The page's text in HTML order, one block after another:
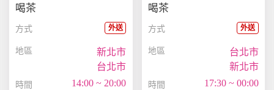
喝茶
方式 外送
地區
新北市
台北市
時間 14:00 ~ 20:00
喝茶
方式 外送
地區
台北市
新北市
時間 17:30 ~ 00:00